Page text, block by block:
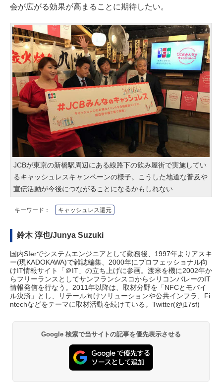
会が広がる効果が高まることに期待したい。
JCBが東京の新橋駅周辺にある線路下の飲み屋街で実施してい
るキャッシュレスキャンペーンの様子。こうした地道な普及や
宣伝活動が今後につながることになるかもしれない
キーワード： キャッシュレス還元
鈴木 淳也/Junya Suzuki
国内SIerでシステムエンジニアとして勤務後、1997年よりアスキ
ー(現KADOKAWA)で雑誌編集、2000年にプロフェッショナル向
けIT情報サイト「＠IT」の立ち上げに参画。渡米を機に2002年か
らフリーランスとしてサンフランシスコからシリコンバレーのIT
情報発信を行なう。2011年以降は、取材分野を「NFCとモバイ
ル決済」とし、リテール向けソリューションや公共インフラ、Fi
ntechなどをテーマに取材活動を続けている。Twitter(@j17sf)
Google 検索で当サイトの記事を優先表示させる